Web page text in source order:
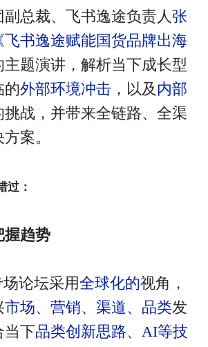
总裁、飞书逸途负责人张
飞书逸途赋能国货品牌出海
主题演讲，解析当下成长型
的外部环境冲击，以及 内部
挑战，并带来全链路、全渠
案。
过：
握趋势
论坛采用全球化的视角，
市场、营销、渠道、品类发
当下品类创新思路、 AI等技